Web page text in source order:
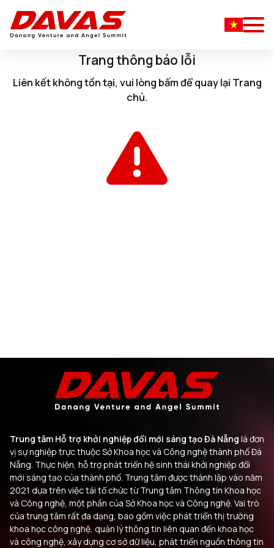
Trang thông báo lỗi
Liên kết không tồn tại, vui lòng bấmđể quay lại Trang
chủ.
Trung tâm Hỗ trợ khởi nghiệp đổi mới sáng tạo Đà Nẵng là đơn
vị sự nghiệp trực thuộc Sở Khoa học và Công nghệ thành phố Đà
Nẵng. Thực hiện, hỗ trợ phát triển hệ sinh thái khởi nghiệp đổi
mới sáng tạo của thành phố. Trung tâm được thành lập vào năm
2021 dựa trên việc tái tổ chức từ Trung tâm Thông tin Khoa học
và Công nghệ, một phần của Sở Khoa học và Công nghệ. Vai trò
của trung tâm rất đa dạng, bao gồm việc phát triển thị trường
khoa học công nghệ, quản lý thông tin liên quan đến khoa học
và công nghệ, xây dựng cơ sở dữ liệu, phát triển nguồn thông tin